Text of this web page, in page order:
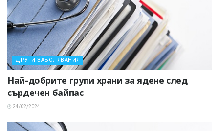
ДРУГИ ЗАБОЛЯВАНИЯ
Най-добрите групи храни за ядене след
сърдечен байпас
24/02/2024